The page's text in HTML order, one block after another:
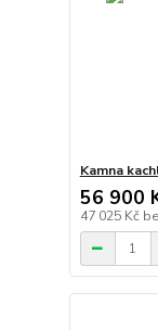
Kamna
56 900
47 025 Kč